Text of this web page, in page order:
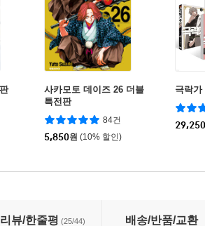
사카모토 데이즈 26 더블
특전판
84건
5,850원 (10% 할인)
극락가
29,250
리뷰/한줄평 (25/44) 배송/반품/교환